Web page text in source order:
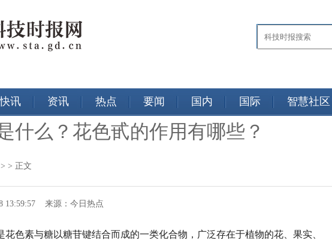
快讯 资讯 热点 要闻 国内 国际 智慧社区
什么？花色甙的作用有哪些？
> > 正文
13:59:57 来源：今日热点
花色素与糖以糖苷键结合而成的一类化合物，广泛存在于植物的花、果实、